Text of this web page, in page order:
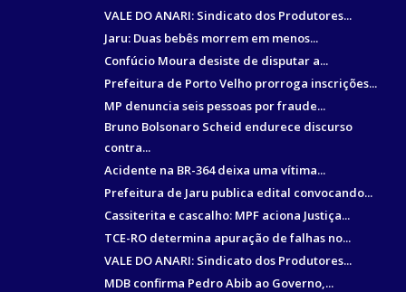
VALE DO ANARI: Sindicato dos Produtores...
Jaru: Duas bebês morrem em menos...
Confúcio Moura desiste de disputar a...
Prefeitura de Porto Velho prorroga inscrições...
MP denuncia seis pessoas por fraude...
Bruno Bolsonaro Scheid endurece discurso
contra...
Acidente na BR-364 deixa uma vítima...
Prefeitura de Jaru publica edital convocando...
Cassiterita e cascalho: MPF aciona Justiça...
TCE-RO determina apuração de falhas no...
VALE DO ANARI: Sindicato dos Produtores...
MDB confirma Pedro Abib ao Governo,...